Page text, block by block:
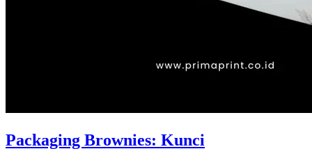
Packaging Brownies: Kunci